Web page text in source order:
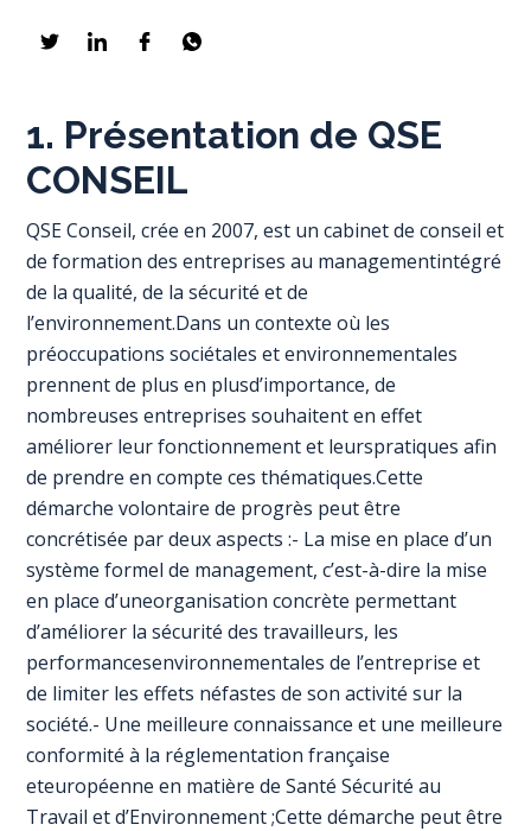
1. Présentation de QSE
CONSEIL
QSE Conseil, crée en 2007, est un cabinet de conseil et
de formation des entreprises au managementintégré
de la qualité, de la sécurité et de
l’environnement.Dans un contexte où les
préoccupations sociétales et environnementales
prennent de plus en plusd’importance, de
nombreuses entreprises souhaitent en effet
améliorer leur fonctionnement et leurspratiques afin
de prendre en compte ces thématiques.Cette
démarche volontaire de progrès peut être
concrétisée par deux aspects :- La mise en place d’un
système formel de management, c’est-à-dire la mise
en place d’uneorganisation concrète permettant
d’améliorer la sécurité des travailleurs, les
performancesenvironnementales de l’entreprise et
de limiter les effets néfastes de son activité sur la
société.- Une meilleure connaissance et une meilleure
conformité à la réglementation française
eteuropéenne en matière de Santé Sécurité au
Travail et d’Environnement ;Cette démarche peut être